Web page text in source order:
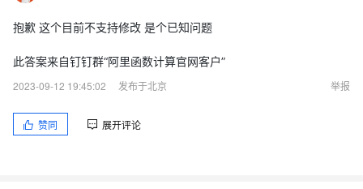
抱歉 这个目前不支持修改 是个已知问题
此答案来自钉钉群“阿里函数计算官网客户”
2023-09-12 19:45:02
发布于北京 举报
赞同 展开评论